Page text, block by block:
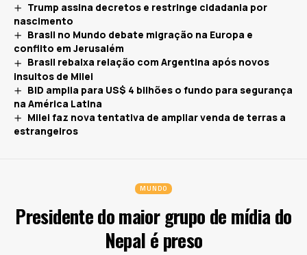
Trump assina decretos e restringe cidadania por
nascimento
Brasil no Mundo debate migração na Europa e
conflito em Jerusalém
Brasil rebaixa relação com Argentina após novos
insultos de Milei
BID amplia para US$ 4 bilhões o fundo para segurança
na América Latina
Milei faz nova tentativa de ampliar venda de terras a
estrangeiros
MUNDO
Presidente do maior grupo de mídia do
Nepal é preso